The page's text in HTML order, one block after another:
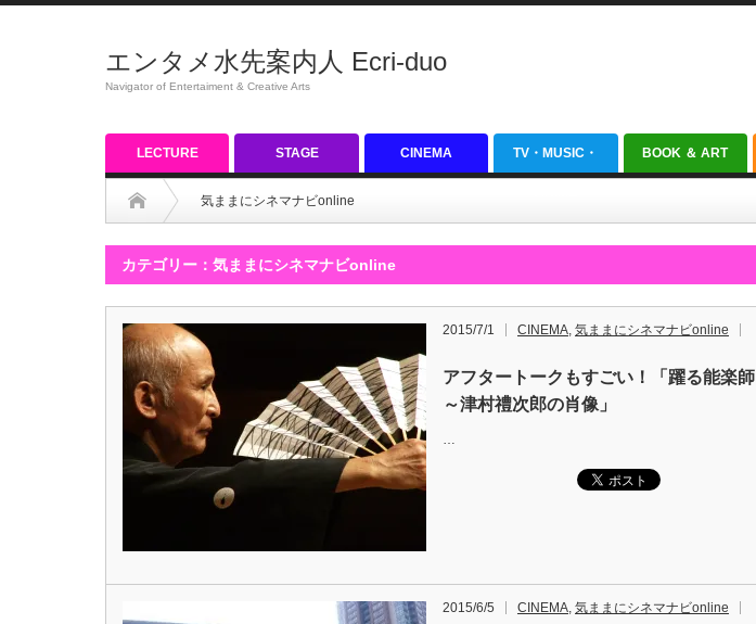
エンタメ水先案内人 Ecri-duo
Navigator of Entertaiment & Creative Arts
LECTURE STAGE CINEMA TV・MUSIC・ BOOK ＆ ART
気ままにシネマナビonline
カテゴリー：気ままにシネマナビonline
2015/7/1 CINEMA, 気ままにシネマナビonline
アフタートークもすごい！「躍る能楽師
～津村禮次郎の肖像」
…
2015/6/5 CINEMA, 気ままにシネマナビonline